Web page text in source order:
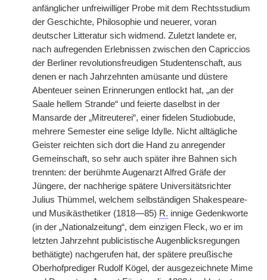
anfänglicher unfreiwilliger Probe mit dem Rechtsstudium
der Geschichte, Philosophie und neuerer, voran
deutscher Litteratur sich widmend. Zuletzt landete er,
nach aufregenden Erlebnissen zwischen den Capriccios
der Berliner revolutionsfreudigen Studentenschaft, aus
denen er nach Jahrzehnten amüsante und düstere
Abenteuer seinen Erinnerungen entlockt hat, „an der
Saale hellem Strande“ und feierte daselbst in der
Mansarde der „Mitreuterei“, einer fidelen Studiobude,
mehrere Semester eine selige Idylle. Nicht alltägliche
Geister reichten sich dort die Hand zu anregender
Gemeinschaft, so sehr auch später ihre Bahnen sich
trennten: der berühmte Augenarzt Alfred Gräfe der
Jüngere, der nachherige spätere Universitätsrichter
Julius Thümmel, welchem selbständigen Shakespeare-
und Musikästhetiker (1818—85) R. innige Gedenkworte
(in der „Nationalzeitung“, dem einzigen Fleck, wo er im
letzten Jahrzehnt publicistische Augenblicksregungen
bethätigte) nachgerufen hat, der spätere preußische
Oberhofprediger Rudolf Kögel, der ausgezeichnete Mime